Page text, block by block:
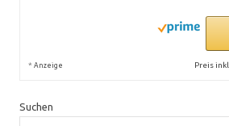
* Anzeige Preis
Suchen